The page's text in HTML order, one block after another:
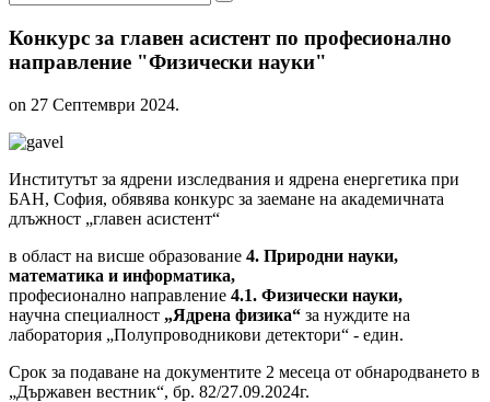
Конкурс за главен асистент по професионално
направление "Физически науки"
on 27 Септември 2024.
Институтът за ядрени изследвания и ядрена енергетика при
БАН, София, обявява конкурс за заемане на академичната
длъжност „главен асистент“
в област на висше образование 4. Природни науки,
математика и информатика,
професионално направление 4.1. Физически науки,
научна специалност „Ядрена физика“ за нуждите на
лаборатория „Полупроводникови детектори“ - един.
Срок за подаване на документите 2 месеца от обнародването в
„Държавен вестник“, бр. 82/27.09.2024г.